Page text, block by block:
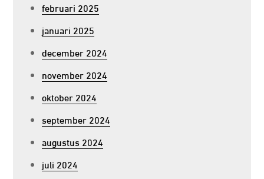
februari 2025
januari 2025
december 2024
november 2024
oktober 2024
september 2024
augustus 2024
juli 2024